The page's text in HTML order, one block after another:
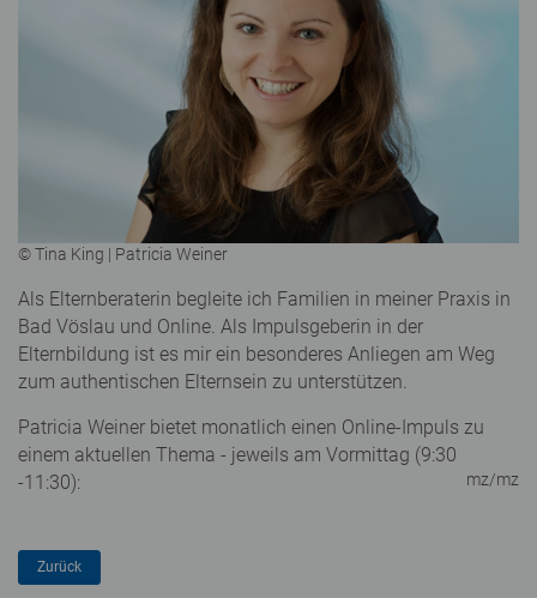
© Tina King | Patricia Weiner
Als Elternberaterin begleite ich Familien in meiner Praxis in
Bad Vöslau und Online. Als Impulsgeberin in der
Elternbildung ist es mir ein besonderes Anliegen am Weg
zum authentischen Elternsein zu unterstützen.
Patricia Weiner bietet monatlich einen Online-Impuls zu
einem aktuellen Thema - jeweils am Vormittag (9:30
-11:30):
mz/mz